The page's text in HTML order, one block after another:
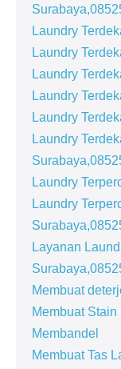
Laundry
Laundry
Laundry
Laundry
Laundry
Laundry
Laundry
Laundry
Layanan
Membuat
Membuat
Membandel
Membuat Tas